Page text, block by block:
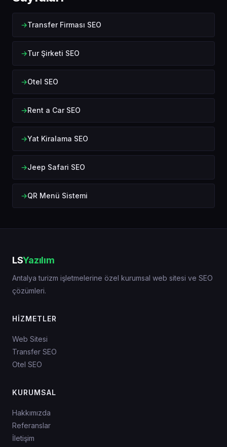
Transfer Firması SEO
Tur Şirketi SEO
Otel SEO
Rent a Car SEO
Yat Kiralama SEO
Jeep Safari SEO
QR Menü Sistemi
LSYazılım
Antalya turizm işletmelerine özel kurumsal web sitesi ve SEO
çözümleri.
HIZMETLER
Web Sitesi
Transfer SEO
Otel SEO
KURUMSAL
Hakkımızda
Referanslar
İletişim